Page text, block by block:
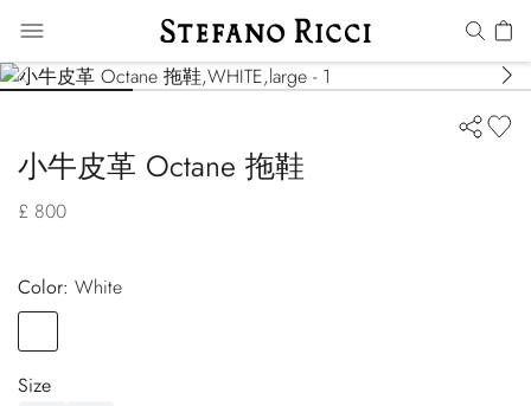
小牛皮革 Octane 拖鞋
£ 800
Color:
white
Size